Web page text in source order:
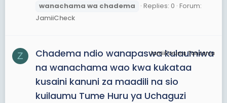
wanachama wa chadema Replies: 0 Forum:
JamiiCheck
Z JamiiForums Tanzania
Chadema ndio wanapaswa kulaumiwa
na wanachama wao kwa kukataa
kusaini kanuni za maadili na sio
kuilaumu Tume Huru ya Uchaguzi